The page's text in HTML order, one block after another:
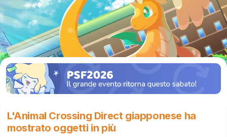
L'Animal Crossing Direct giapponese ha
mostrato oggetti in più